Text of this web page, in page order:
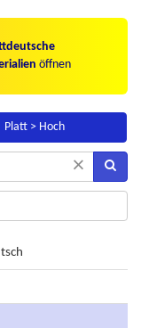
öffnen
Platt > Hoch
×